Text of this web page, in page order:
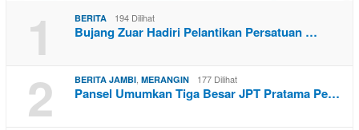
1 BERITA 194 Dilihat
Bujang Zuar Hadiri Pelantikan Persatuan …
2 BERITA JAMBI, MERANGIN 177 Dilihat
Pansel Umumkan Tiga Besar JPT Pratama Pe…